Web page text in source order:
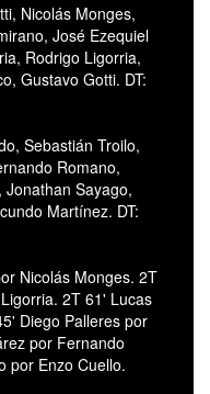
Nicolás Monges,
José Ezequiel
Rodrigo Ligorria,
Gustavo Gotti. DT:
Sebastián Troilo,
Romano,
Jonathan Sayago,
Martínez. DT:
Nicolás Monges. 2T
2T 61' Lucas
Diego Palleres por
por Fernando
por Enzo Cuello.